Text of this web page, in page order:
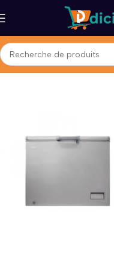
Accueil Maison et Bureau